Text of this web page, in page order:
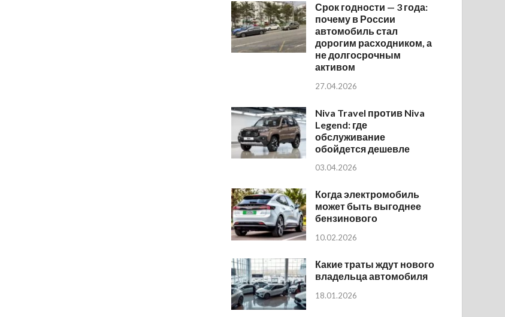
Срок годности — 3 года:
почему в России
автомобиль стал
дорогим расходником, а
не долгосрочным
активом
27.04.2026
Niva Travel против Niva
Legend: где
обслуживание
обойдется дешевле
03.04.2026
Когда электромобиль
может быть выгоднее
бензинового
10.02.2026
Какие траты ждут нового
владельца автомобиля
18.01.2026